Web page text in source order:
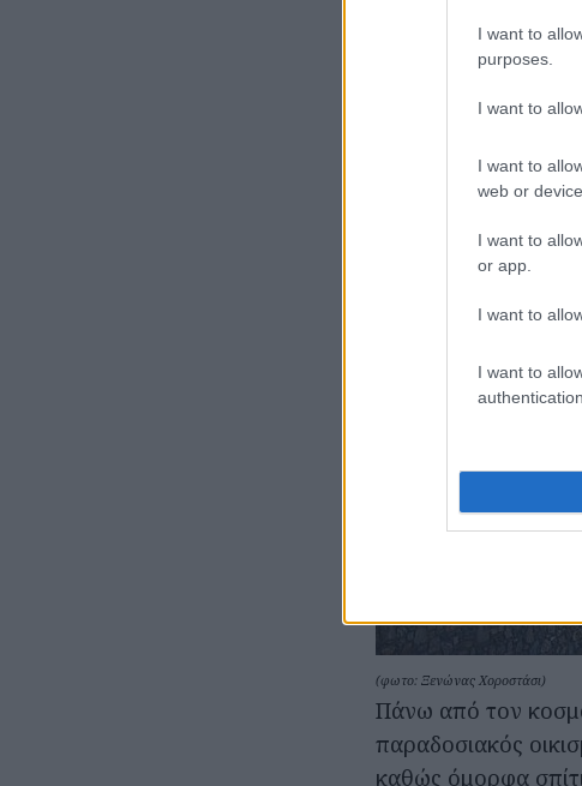
I want to
purposes.
I want to
I want to
web or
I want to
or app.
I want to
I want to
πλάι στο κύμα.
που κοιτάζουν την
προϊόντα που
Χαλκιδικής, σε
διακοπές σας.
(φωτο: Ξενώνας Χοροστάσι)
Πάνω από τον
παραδοσιακός
καθώς όμορφα